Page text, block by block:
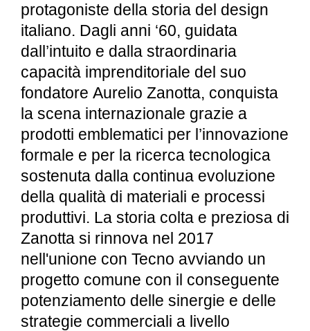
protagoniste della storia del design
italiano. Dagli anni ‘60, guidata
dall’intuito e dalla straordinaria
capacità imprenditoriale del suo
fondatore Aurelio Zanotta, conquista
la scena internazionale grazie a
prodotti emblematici per l’innovazione
formale e per la ricerca tecnologica
sostenuta dalla continua evoluzione
della qualità di materiali e processi
produttivi. La storia colta e preziosa di
Zanotta si rinnova nel 2017
nell'unione con Tecno avviando un
progetto comune con il conseguente
potenziamento delle sinergie e delle
strategie commerciali a livello